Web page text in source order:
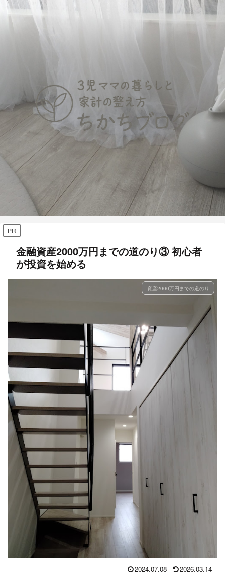
PR
金融資産2000万円までの道のり③ 初心者
が投資を始める
資産2000万円までの道のり
2024.07.08 2026.03.14